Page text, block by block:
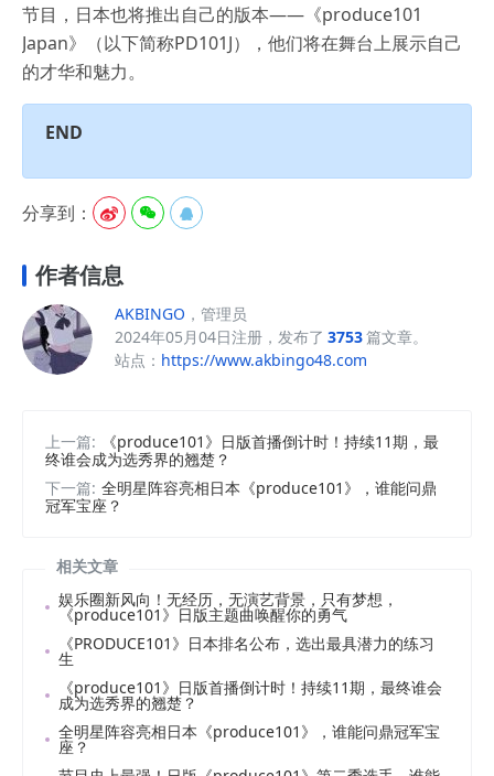
节目，日本也将推出自己的版本——《produce101
Japan》（以下简称PD101J），他们将在舞台上展示自己
的才华和魅力。
END
分享到：   
作者信息
AKBINGO ，管理员
2024年05月04日注册，发布了 3753篇文章。
站点： https://www.akbingo48.com
上一篇:
《produce101》日版首播倒计时！持续11期，最
终谁会成为选秀界的翘楚？
下一篇: 全明星阵容亮相日本《produce101》，谁能问鼎
冠军宝座？
相关文章
娱乐圈新风向！无经历，无演艺背景，只有梦想，
《produce101》日版主题曲唤醒你的勇气
《PRODUCE101》日本排名公布，选出最具潜力的练习
生
《produce101》日版首播倒计时！持续11期，最终谁会
成为选秀界的翘楚？
全明星阵容亮相日本《produce101》，谁能问鼎冠军宝
座？